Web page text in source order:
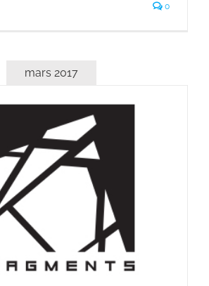
0
mars 2017